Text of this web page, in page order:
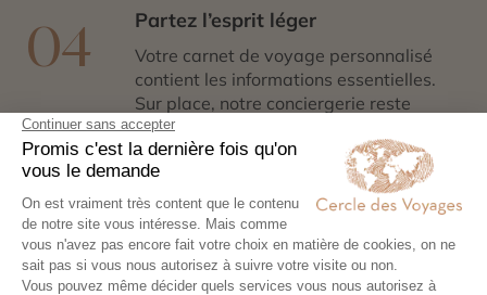
04 Partez l’esprit léger
Votre carnet de voyage personnalisé
contient les informations essentielles.
Sur place, notre conciergerie reste
disponible 24/7
Demander un devis